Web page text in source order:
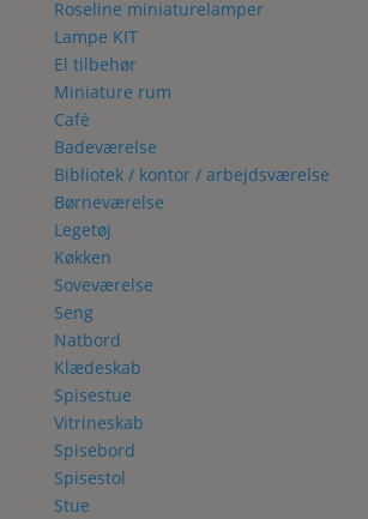
Roseline miniaturelamper
Lampe KIT
El tilbehør
Miniature rum
Café
Badeværelse
Bibliotek / kontor / arbejdsværelse
Børneværelse
Legetøj
Køkken
Soveværelse
Seng
Natbord
Klædeskab
Spisestue
Vitrineskab
Spisebord
Spisestol
Stue